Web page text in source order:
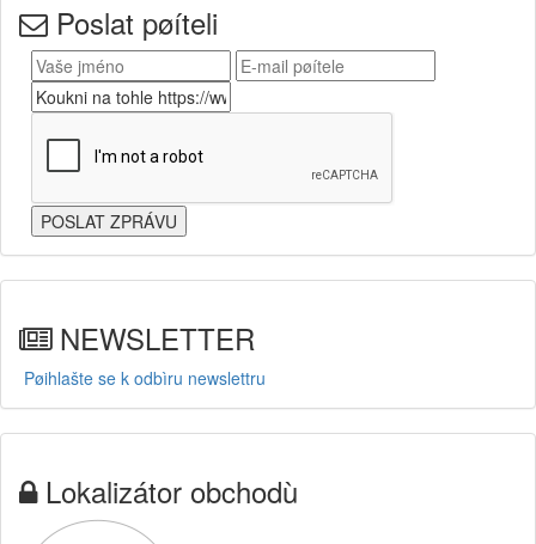
Poslat pøíteli
NEWSLETTER
Pøihlašte se k odbìru newslettru
Lokalizátor obchodù